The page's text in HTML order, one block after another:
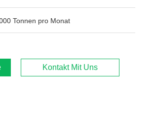
Tonnen pro Monat
Kontakt Mit Uns